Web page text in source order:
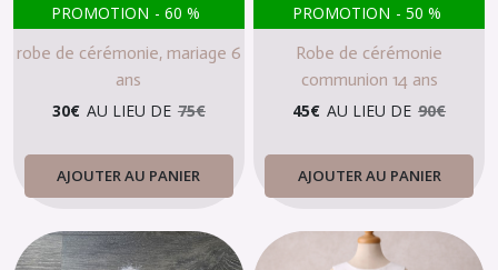
PROMOTION - 60 %
robe de cérémonie, mariage 6
ans
30€ AU LIEU DE 75€
AJOUTER AU PANIER
PROMOTION - 50 %
Robe de cérémonie
communion 14 ans
45€ AU LIEU DE 90€
AJOUTER AU PANIER